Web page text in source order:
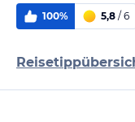
100% 5,8 / 6